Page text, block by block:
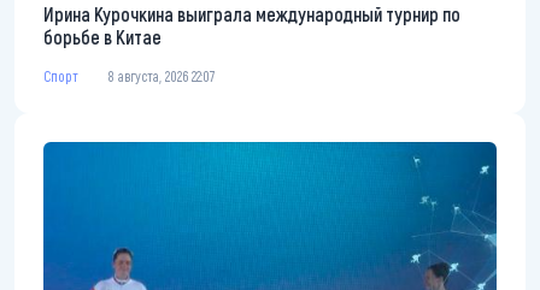
Ирина Курочкина выиграла международный турнир по
борьбе в Китае
Спорт 8 августа, 2026 22:07